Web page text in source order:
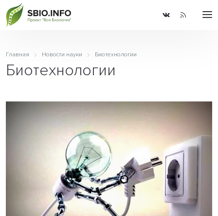
Главная Новости науки Биотехнологии
Биотехнологии